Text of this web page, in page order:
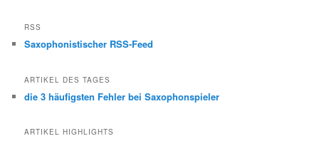
RSS
Saxophonistischer RSS-Feed
ARTIKEL DES TAGES
die 3 häufigsten Fehler bei Saxophonspieler
ARTIKEL HIGHLIGHTS